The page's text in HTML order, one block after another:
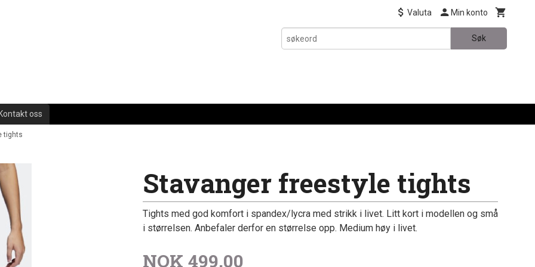
Valuta Min konto
Søk
Kontakt oss
tights
Stavanger freestyle tights
Tights med god komfort i spandex/lycra med strikk i livet. Litt kort i modellen og små
i størrelsen. Anbefaler derfor en størrelse opp. Medium høy i livet.
NOK 499,00